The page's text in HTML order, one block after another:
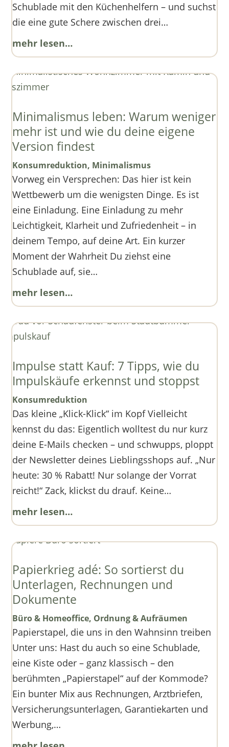
Schublade mit den Küchenhelfern – und suchst
die eine gute Schere zwischen drei…
mehr lesen…
Minimalismus leben: Warum weniger
mehr ist und wie du deine eigene
Version findest
Konsumreduktion, Minimalismus
Vorweg ein Versprechen: Das hier ist kein
Wettbewerb um die wenigsten Dinge. Es ist
eine Einladung. Eine Einladung zu mehr
Leichtigkeit, Klarheit und Zufriedenheit – in
deinem Tempo, auf deine Art. Ein kurzer
Moment der Wahrheit Du ziehst eine
Schublade auf, sie…
mehr lesen…
Impulse statt Kauf: 7 Tipps, wie du
Impulskäufe erkennst und stoppst
Konsumreduktion
Das kleine „Klick-Klick“ im Kopf Vielleicht
kennst du das: Eigentlich wolltest du nur kurz
deine E-Mails checken – und schwupps, ploppt
der Newsletter deines Lieblingsshops auf. „Nur
heute: 30 % Rabatt! Nur solange der Vorrat
reicht!“ Zack, klickst du drauf. Keine…
mehr lesen…
Papierkrieg adé: So sortierst du
Unterlagen, Rechnungen und
Dokumente
Büro & Homeoffice, Ordnung & Aufräumen
Papierstapel, die uns in den Wahnsinn treiben
Unter uns: Hast du auch so eine Schublade,
eine Kiste oder – ganz klassisch – den
berühmten „Papierstapel“ auf der Kommode?
Ein bunter Mix aus Rechnungen, Arztbriefen,
Versicherungsunterlagen, Garantiekarten und
Werbung,…